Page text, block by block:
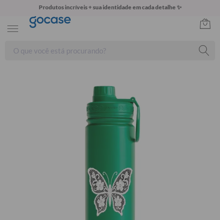
Produtos incríveis + sua identidade em cada detalhe ✨